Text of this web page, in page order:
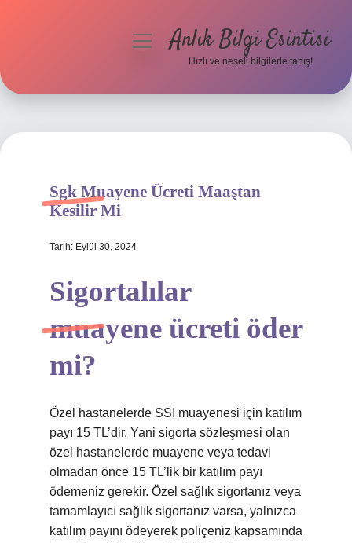
Hakkımızda
menüyüAnlık Bilgi Esintisi
Hızlı ve neşeli bilgilerle tanış!
Sgk Muayene Ücreti Maaştan
Kesilir Mi
Tarih: Eylül 30, 2024
Sigortalılar
muayene ücreti öder
mi?
Özel hastanelerde SSI muayenesi için katılım
payı 15 TL’dir. Yani sigorta sözleşmesi olan
özel hastanelerde muayene veya tedavi
olmadan önce 15 TL’lik bir katılım payı
ödemeniz gerekir. Özel sağlık sigortanız veya
tamamlayıcı sağlık sigortanız varsa, yalnızca
katılım payını ödeyerek poliçeniz kapsamında